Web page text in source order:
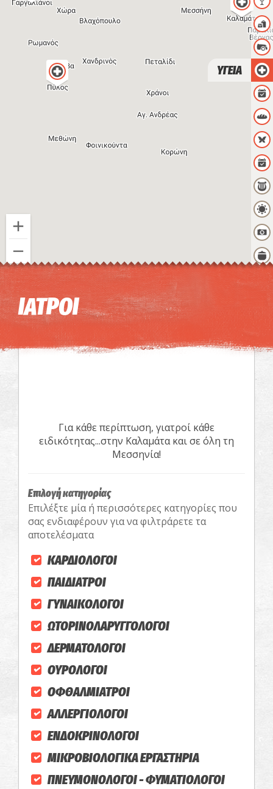
Η εικόνα ενδέχεται να υπόκειται σε πνευματικά δικαιώματα Όροι
ΥΓΕΙΑ
ΙΑΤΡΟΙ
Για κάθε περίπτωση, γιατροί κάθε
ειδικότητας...στην Καλαμάτα και σε όλη τη
Μεσσηνία!
Επιλογή κατηγορίας
Επιλέξτε μία ή περισσότερες κατηγορίες που
σας ενδιαφέρουν για να φιλτράρετε τα
αποτελέσματα
ΚΑΡΔΙΟΛΟΓΟΙ
ΠΑΙΔΙΑΤΡΟΙ
ΓΥΝΑΙΚΟΛΟΓΟΙ
ΩΤΟΡΙΝΟΛΑΡΥΓΓΟΛΟΓΟΙ
ΔΕΡΜΑΤΟΛΟΓΟΙ
ΟΥΡΟΛΟΓΟΙ
ΟΦΘΑΛΜΙΑΤΡΟΙ
ΑΛΛΕΡΓΙΟΛΟΓΟΙ
ΕΝΔΟΚΡΙΝΟΛΟΓΟΙ
ΜΙΚΡΟΒΙΟΛΟΓΙΚΑ ΕΡΓΑΣΤΗΡΙΑ
ΠΝΕΥΜΟΝΟΛΟΓΟΙ - ΦΥΜΑΤΙΟΛΟΓΟΙ